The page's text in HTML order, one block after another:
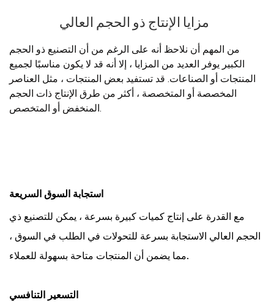
مزايا الإنتاج ذو الحجم العالي
من المهم أن نلاحظ أنه على الرغم من أن التصنيع ذو الحجم
الكبير يوفر العديد من المزايا ، إلا أنه قد لا يكون مناسبًا لجميع
المنتجات أو الصناعات. قد تستفيد بعض المنتجات ، مثل العناصر
المخصصة أو المتخصصة ، أكثر من طرق الإنتاج ذات الحجم
المنخفض أو المتخصص.
استجابة السوق السريعة
مع القدرة على إنتاج كميات كبيرة بسرعة ، يمكن للتصنيع ذي
الحجم العالي الاستجابة بسرعة للتحولات في الطلب في السوق ،
مما يضمن أن المنتجات متاحة بسهولة للعملاء.
التسعير التنافسي